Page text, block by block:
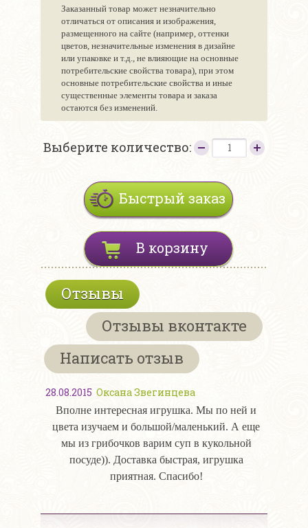
Заказанный товар может незначительно
отличаться от описания и изображения,
размещенного на сайте (например, оттенки
цветов, незначительные изменения в дизайне
или упаковке и т.д., не влияющие на основные
потребительские свойства товара), при этом
основные потребительские свойства и иные
существенные элементы товара и заказа
остаются без изменений.
Выберите количество:
Быстрый заказ
В корзину
Отзывы
Отзывы вконтакте
Написать отзыв
28.08.2015 Оксана Звегинцева
Вполне интересная игрушка. Мы по ней и
цвета изучаем и большой/маленький. А еще
мы из грибочков варим суп в кукольной
посуде)). Доставка быстрая, игрушка
приятная. Спасибо!